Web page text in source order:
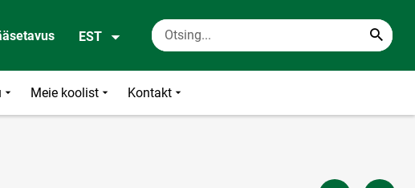
EST
Meie koolist Kontakt